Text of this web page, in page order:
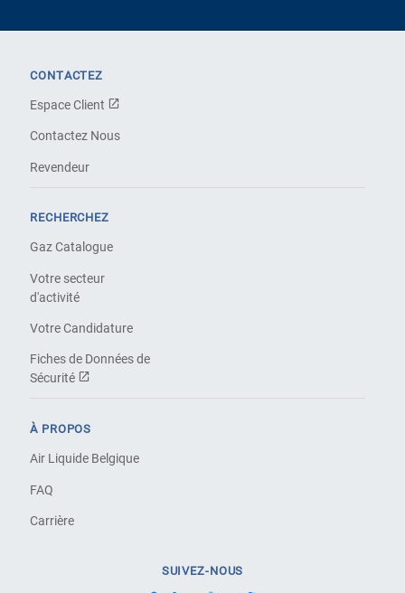
CONTACTEZ
Espace Client
Contactez Nous
Revendeur
RECHERCHEZ
Gaz Catalogue
Votre secteur
d'activité
Votre Candidature
Fiches de Données de
Sécurité
À PROPOS
Air Liquide Belgique
FAQ
Carrière
SUIVEZ-NOUS